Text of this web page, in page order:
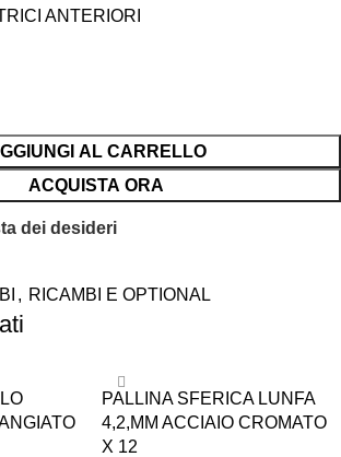
ANTERIORI
AL CARRELLO
ACQUISTA ORA
dei desideri
, RICAMBI E OPTIONAL
-10%
PALLINA SFERICA LUNFA
4,2,MM ACCIAIO CROMATO
X 12